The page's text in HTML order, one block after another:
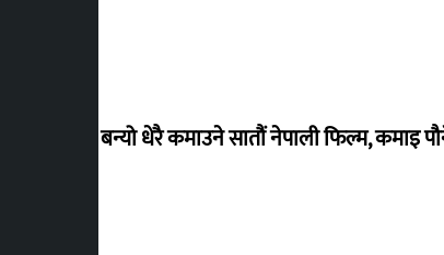
‘गौंथली’ बन्यो धेरै कमाउने सातौं नेपाली फिल्म, कमाइ